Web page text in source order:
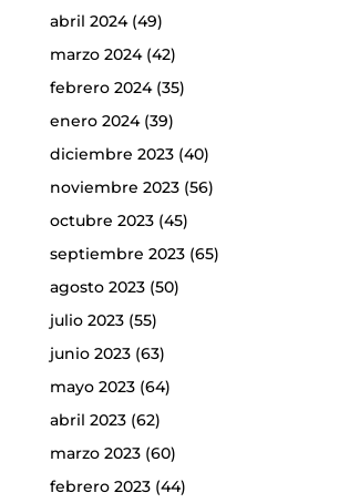
abril 2024(49)
marzo 2024(42)
febrero 2024(35)
enero 2024(39)
diciembre 2023(40)
noviembre 2023(56)
octubre 2023(45)
septiembre 2023(65)
agosto 2023(50)
julio 2023(55)
junio 2023(63)
mayo 2023(64)
abril 2023(62)
marzo 2023(60)
febrero 2023(44)